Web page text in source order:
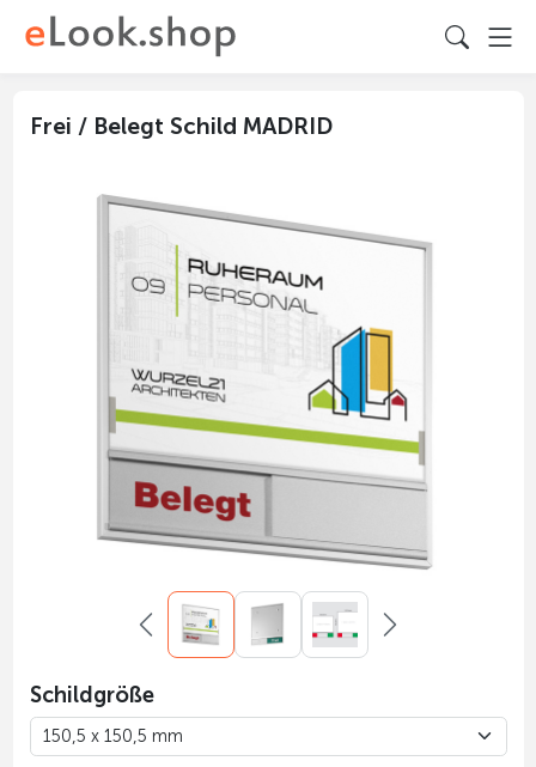
Frei / Belegt Schild MADRID
Schildgröße